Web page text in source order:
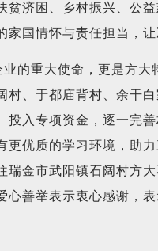
贫济困、乡村振兴、公
家国情怀与责任担当，
的重大使命，更是方
村、于都庙背村、余干
投入专项资金，逐一完
更优质的学习环境，助
瑞金市武阳镇石阔村方
心善举表示衷心感谢，